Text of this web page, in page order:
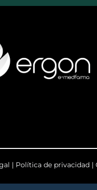
| Política de privacidad |